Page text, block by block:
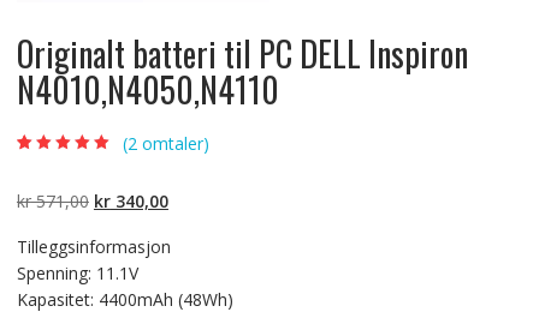
Originalt batteri til PC DELL Inspiron
N4010,N4050,N4110
kundevurderinger
(2omtaler)
kr571,00 Opprinnelig
var:
kr 571,00.
kr340,00Nåværende
er:
Tilleggsinformasjon
Spenning: 11.1V
Kapasitet: 4400mAh (48Wh)